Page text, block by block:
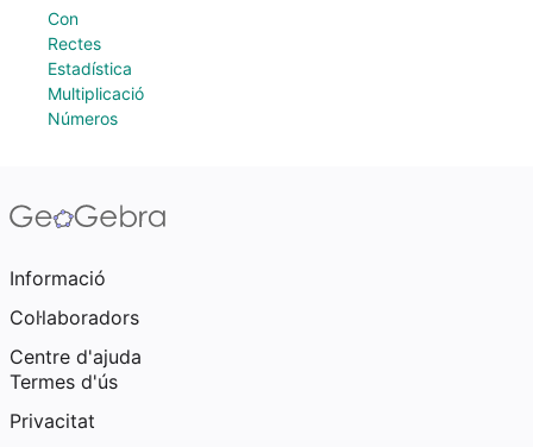
Con
Rectes
Estadística
Multiplicació
Números
Informació
Col·laboradors
Centre d'ajuda
Termes d'ús
Privacitat